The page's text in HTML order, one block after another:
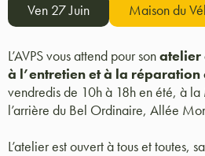
Ven 27 Juin Maison du
L’AVPS vous attend pour sonatelier
à l’entretien et à la
vendredis de 10h à 18h en été, à
l’arrière du Bel Ordinaire, Allée
L’atelier est ouvert à tous et toutes,